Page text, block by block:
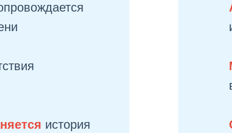
история